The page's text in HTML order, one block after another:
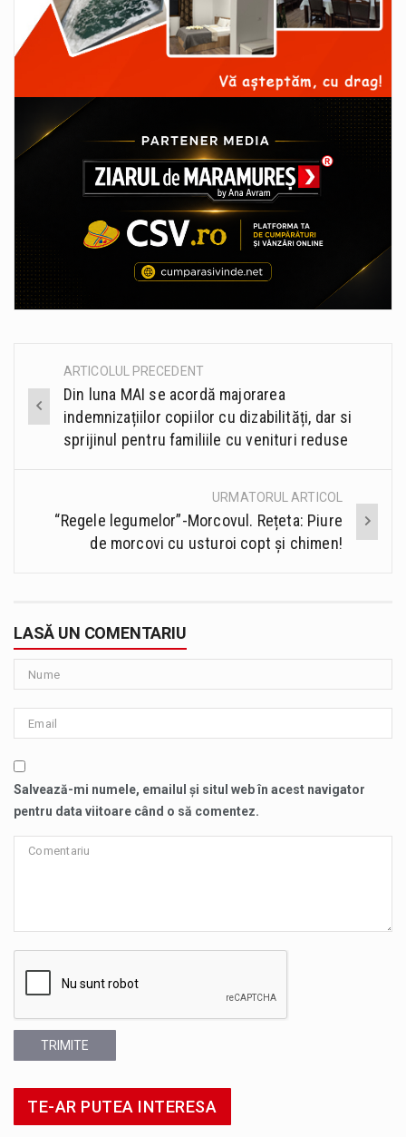
Post
navigation
ARTICOLUL PRECEDENT
Din luna MAI se acordă majorarea
indemnizațiilor copiilor cu dizabilități, dar si
sprijinul pentru familiile cu venituri reduse
URMATORUL ARTICOL
“Regele legumelor”-Morcovul. Rețeta: Piure
de morcovi cu usturoi copt și chimen!
LASĂ UN COMENTARIU
Salvează-mi numele, emailul și situl web în acest navigator
pentru data viitoare când o să comentez.
TRIMITE
TE-AR PUTEA INTERESA